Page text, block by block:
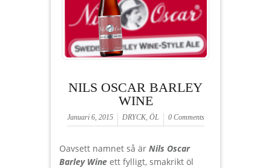
NILS OSCAR BARLEY
WINE
Januari 6, 2015 DRYCK, ÖL 0 Comments
Oavsett namnet så är Nils Oscar
Barley Wine ett fylligt, smakrikt öl